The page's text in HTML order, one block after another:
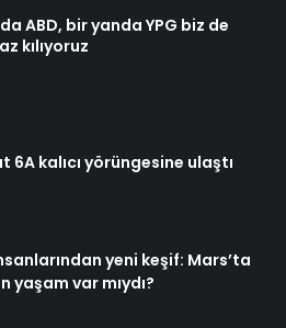
ABD, bir yanda YPG biz de
kılıyoruz
6A kalıcı yörüngesine ulaştı
yeni keşif: Mars’ta
yaşam var mıydı?